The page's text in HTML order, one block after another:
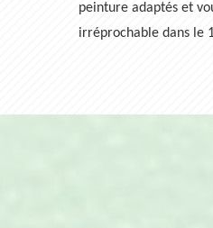
peinture adaptés et
irréprochable dans le